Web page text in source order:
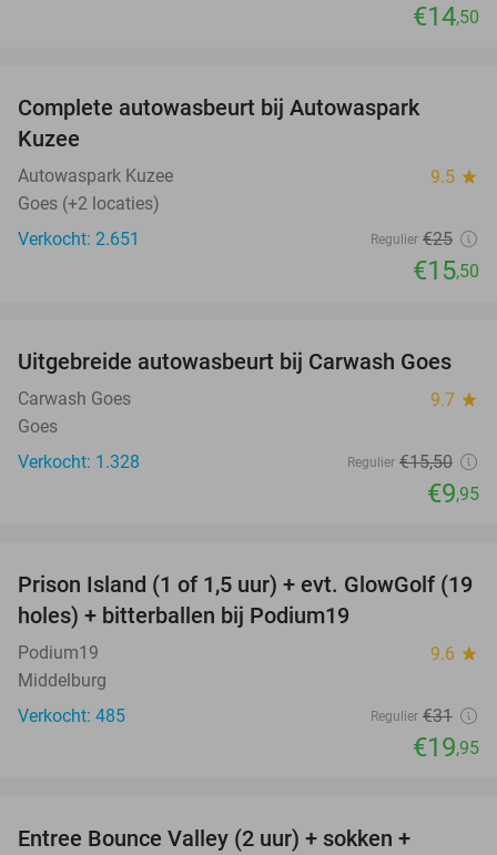
€14,50
Complete autowasbeurt bij Autowaspark
Kuzee
Autowaspark Kuzee 9.5 star
Goes (+2 locaties)
Verkocht: 2.651
Regulier €25
€15,50
36%
Uitgebreide autowasbeurt bij Carwash Goes
Carwash Goes 9.7 star
Goes
Verkocht: 1.328
Regulier €15,50
€9,95
36%
Prison Island (1 of 1,5 uur) + evt. GlowGolf (19
holes) + bitterballen bij Podium19
Podium19 9.6 star
Middelburg
Verkocht: 485
Regulier €31
€19,95
Entree Bounce Valley (2 uur) + sokken +